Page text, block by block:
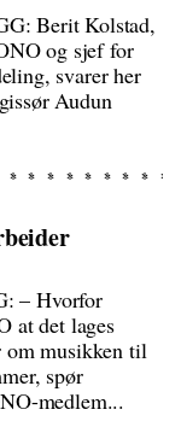
Berit Kolstad,
og sjef for
svarer her
Audun
– Hvorfor
at det lages
om musikken til
spør
medlem...